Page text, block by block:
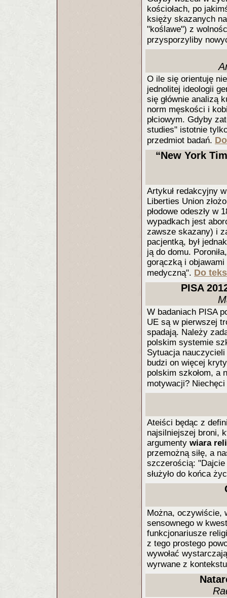
kościołach, po
księży skazanych
"koślawe") z
przysporzyliby
O ile się orientuję
jednolitej ideologii
się głównie analizą
norm męskości i
płciowym. Gdyby
studies" istotnie
przedmiot badań.
“New York
Artykuł redakcyjny
Liberties Union
płodowe odeszły w
wypadkach jest
zawsze skazany) i
pacjentką, był
ją do domu.
gorączką i
medyczną". Do
PISA
W badaniach PISA
UE są w pierwszej
spadają. Należy
polskim systemie
Sytuacja
budzi on więcej
polskim szkołom, a
motywacji?
Ateiści będąc z
najsilniejszej broni,
argumenty wiara
przemożną siłę, a
szczerością:
służyło do końca
Można, oczywiście,
sensownego w
funkcjonariusze
z tego prostego
wywołać
wyrwane z